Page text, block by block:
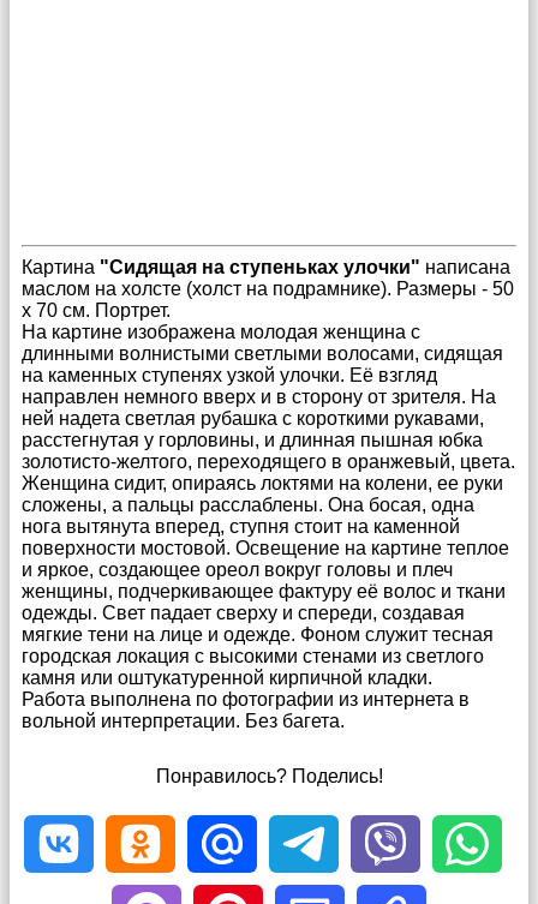
Картина "Сидящая на ступеньках улочки" написана
маслом на холсте (холст на подрамнике). Размеры - 50
х 70 см. Портрет.
На картине изображена молодая женщина с
длинными волнистыми светлыми волосами, сидящая
на каменных ступенях узкой улочки. Её взгляд
направлен немного вверх и в сторону от зрителя. На
ней надета светлая рубашка с короткими рукавами,
расстегнутая у горловины, и длинная пышная юбка
золотисто-желтого, переходящего в оранжевый, цвета.
Женщина сидит, опираясь локтями на колени, ее руки
сложены, а пальцы расслаблены. Она босая, одна
нога вытянута вперед, ступня стоит на каменной
поверхности мостовой. Освещение на картине теплое
и яркое, создающее ореол вокруг головы и плеч
женщины, подчеркивающее фактуру её волос и ткани
одежды. Свет падает сверху и спереди, создавая
мягкие тени на лице и одежде. Фоном служит тесная
городская локация с высокими стенами из светлого
камня или оштукатуренной кирпичной кладки.
Работа выполнена по фотографии из интернета в
вольной интерпретации. Без багета.
Понравилось? Поделись!